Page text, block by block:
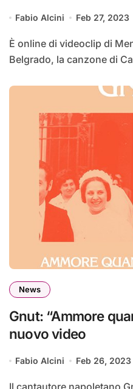
Fabio Alcini Feb 27, 2023
È online di videoclip di Mentre qualcuno nasce a
Belgrado, la canzone di
News
Gnut: “Ammore
nuovo video
Fabio Alcini Feb 26, 2023